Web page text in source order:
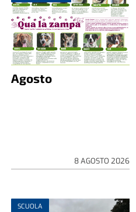
Agosto
8 AGOSTO 2026
SCUOLA